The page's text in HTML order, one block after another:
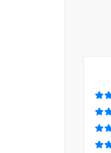
2진법과
관통해 새
수학과 세
이 책의
시대를
알렉산드
수학이